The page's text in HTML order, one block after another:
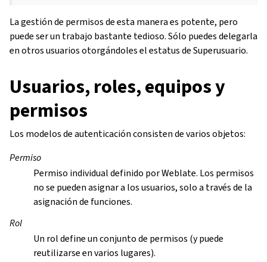
La gestión de permisos de esta manera es potente, pero
puede ser un trabajo bastante tedioso. Sólo puedes delegarla
en otros usuarios otorgándoles el estatus de Superusuario.
Usuarios, roles, equipos y
permisos
Los modelos de autenticación consisten de varios objetos:
Permiso
Permiso individual definido por Weblate. Los permisos
no se pueden asignar a los usuarios, solo a través de la
asignación de funciones.
Rol
Un rol define un conjunto de permisos (y puede
reutilizarse en varios lugares).